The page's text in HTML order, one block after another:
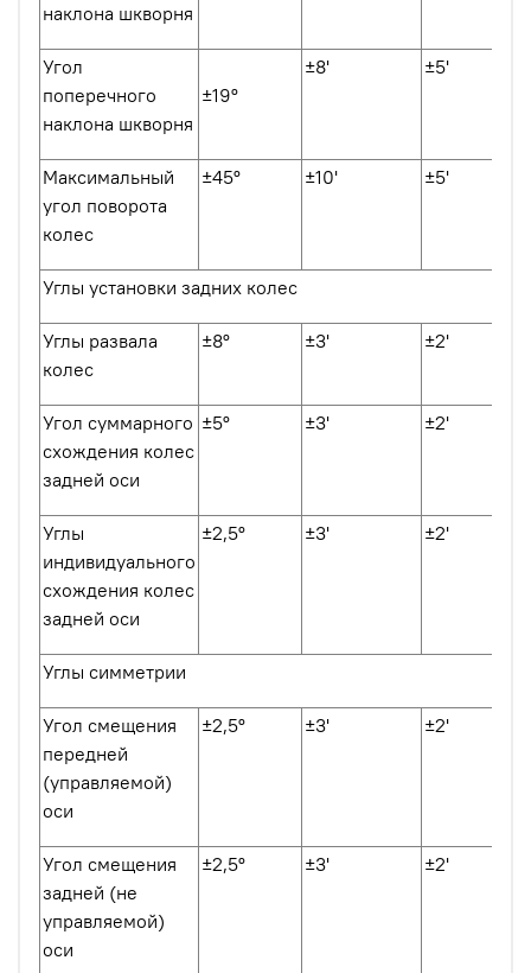
наклона шкворня
Угол
поперечного
наклона шкворня
±19º
±8' ±5'
Максимальный
угол поворота
колес
±45º ±10' ±5'
Углы установки задних колес
Углы развала
колес
±8º ±3' ±2'
Угол суммарного
схождения колес
задней оси
±5º ±3' ±2'
Углы
индивидуального
схождения колес
задней оси
±2,5º ±3' ±2'
Углы симметрии
Угол смещения
передней
(управляемой)
оси
±2,5º ±3' ±2'
Угол смещения
задней (не
управляемой)
оси
±2,5º ±3' ±2'